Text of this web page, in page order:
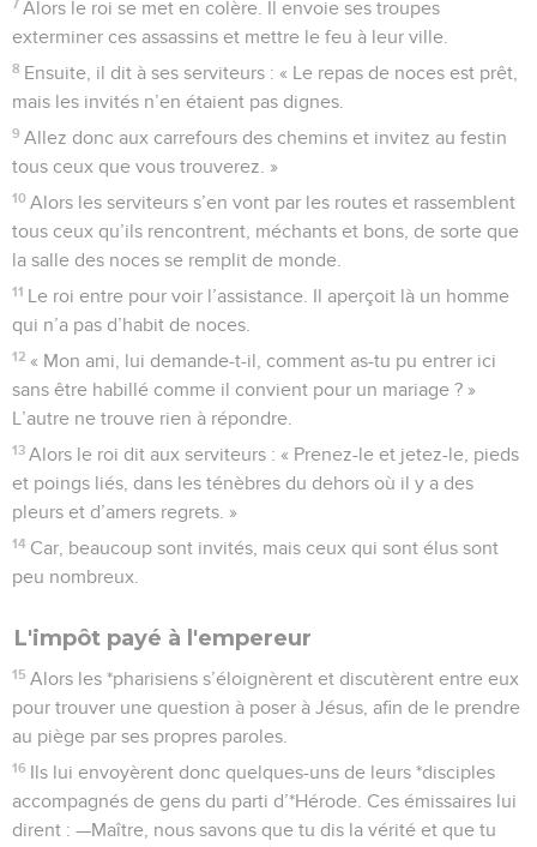
7 Alors le roi se met en colère. Il envoie ses troupes
exterminer ces assassins et mettre le feu à leur ville.
8 Ensuite, il dit à ses serviteurs : « Le repas de noces est prêt,
mais les invités n’en étaient pas dignes.
9 Allez donc aux carrefours des chemins et invitez au festin
tous ceux que vous trouverez. »
10 Alors les serviteurs s’en vont par les routes et rassemblent
tous ceux qu’ils rencontrent, méchants et bons, de sorte que
la salle des noces se remplit de monde.
11 Le roi entre pour voir l’assistance. Il aperçoit là un homme
qui n’a pas d’habit de noces.
12 « Mon ami, lui demande-t-il, comment as-tu pu entrer ici
sans être habillé comme il convient pour un mariage ? »
L’autre ne trouve rien à répondre.
13 Alors le roi dit aux serviteurs : « Prenez-le et jetez-le, pieds
et poings liés, dans les ténèbres du dehors où il y a des
pleurs et d’amers regrets. »
14 Car, beaucoup sont invités, mais ceux qui sont élus sont
peu nombreux.
L'impôt payé à l'empereur
15 Alors les *pharisiens s’éloignèrent et discutèrent entre eux
pour trouver une question à poser à Jésus, afin de le prendre
au piège par ses propres paroles.
16 Ils lui envoyèrent donc quelques-uns de leurs *disciples
accompagnés de gens du parti d’*Hérode. Ces émissaires lui
dirent : —Maître, nous savons que tu dis la vérité et que tu